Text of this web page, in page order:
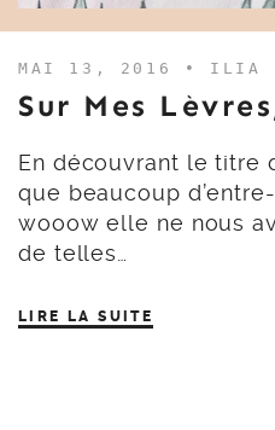
MAI 13, 2016 • ILIA
Sur Mes
En découvrant le titre
que beaucoup
wooow elle ne nous
de telles…
LIRE LA SUITE